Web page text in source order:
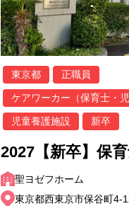
東京都 正職員
ケアワーカー（保育士・
児童養護施設 新卒
2027【新卒】保
聖ヨゼフホーム
東京都西東京市保谷町4-